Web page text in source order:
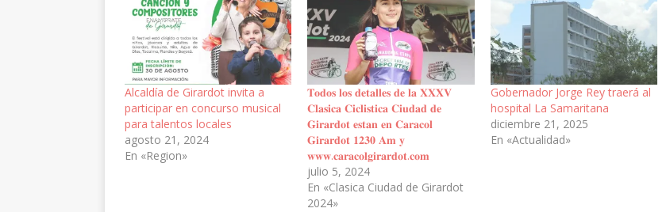
Alcaldía de Girardot invita a
participar en concurso musical
para talentos locales
agosto 21, 2024
En «Region»
𝐓𝐨𝐝𝐨𝐬 𝐥𝐨𝐬 𝐝𝐞𝐭𝐚𝐥𝐥𝐞𝐬 𝐝𝐞 𝐥𝐚 𝐗𝐗𝐗𝐕
𝐂𝐥𝐚𝐬𝐢𝐜𝐚 𝐂𝐢𝐜𝐥𝐢𝐬𝐭𝐢𝐜𝐚 𝐂𝐢𝐮𝐝𝐚𝐝 𝐝𝐞
𝐆𝐢𝐫𝐚𝐫𝐝𝐨𝐭 𝐞𝐬𝐭𝐚𝐧 𝐞𝐧 𝐂𝐚𝐫𝐚𝐜𝐨𝐥
𝐆𝐢𝐫𝐚𝐫𝐝𝐨𝐭 𝟏𝟐𝟑𝟎 𝐀𝐦 𝐲
𝐰𝐰𝐰.𝐜𝐚𝐫𝐚𝐜𝐨𝐥𝐠𝐢𝐫𝐚𝐫𝐝𝐨𝐭.𝐜𝐨𝐦
julio 5, 2024
En «Clasica Ciudad de Girardot
2024»
Gobernador Jorge Rey traerá al
hospital La Samaritana
diciembre 21, 2025
En «Actualidad»